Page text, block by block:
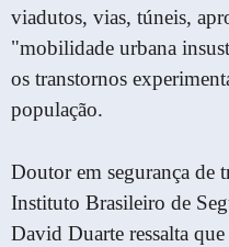
viadutos, vias, túneis,
"mobilidade urbana
os transtornos
população.
Doutor em segurança de
Instituto Brasileiro de
David Duarte ressalta